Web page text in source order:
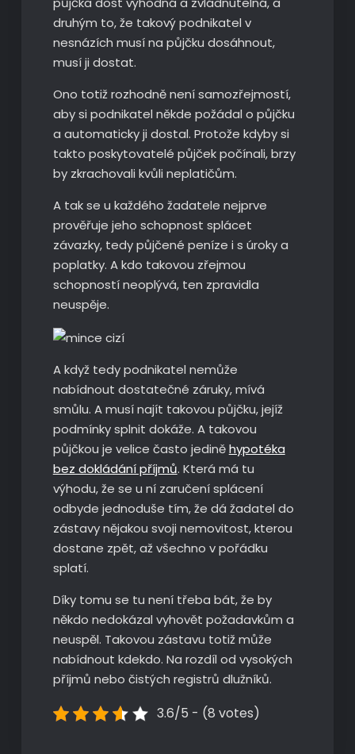
druhým to, že takový podnikatel v
nesnázích musí na půjčku dosáhnout,
musí ji dostat.
Ono totiž rozhodně není samozřejmostí,
aby si podnikatel někde požádal o půjčku
a automaticky ji dostal. Protože kdyby si
takto poskytovatelé půjček počínali, brzy
by zkrachovali kvůli neplatičům.
A tak se u každého žadatele nejprve
prověřuje jeho schopnost splácet
závazky, tedy půjčené peníze i s úroky a
poplatky. A kdo takovou zřejmou
schopností neoplývá, ten zpravidla
neuspěje.
A když tedy podnikatel nemůže
nabídnout dostatečné záruky, mívá
smůlu. A musí najít takovou půjčku, jejíž
podmínky splnit dokáže. A takovou
půjčkou je velice často jediněhypotéka
bez dokládání příjmů. Která má tu
výhodu, že se u ní zaručení splácení
odbyde jednoduše tím, že dá žadatel do
zástavy nějakou svoji nemovitost, kterou
dostane zpět, až všechno v pořádku
splatí.
Díky tomu se tu není třeba bát, že by
někdo nedokázal vyhovět požadavkům a
neuspěl. Takovou zástavu totiž může
nabídnout kdekdo. Na rozdíl od vysokých
příjmů nebo čistých registrů dlužníků.
3.6/5 - (8 votes)